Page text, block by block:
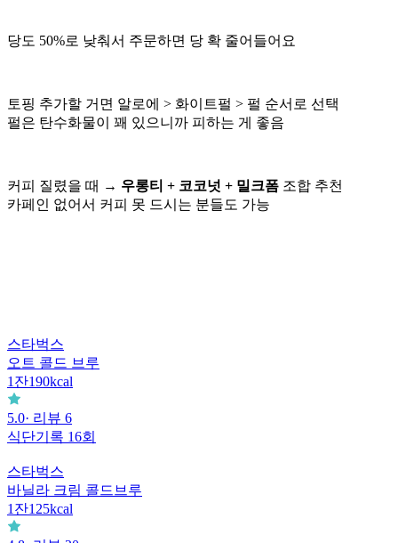
당도 50%로 낮춰서 주문하면 당 확 줄어들어요
토핑 추가할 거면 알로에 > 화이트펄 > 펄 순서로 선택
펄은 탄수화물이 꽤 있으니까 피하는 게 좋음
커피 질렸을 때 → 우롱티 + 코코넛 + 밀크폼 조합 추천
카페인 없어서 커피 못 드시는 분들도 가능
스타벅스
오트 콜드 브루
1잔